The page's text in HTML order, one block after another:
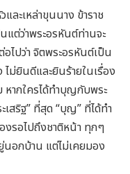
และเหล่าขุนนาง ข้าราช
แต่ว่าพระอรหันต์ท่านจะ
อไปว่า จิตพระอรหันต์เป็น
ไม่ยินดีและยินร้ายในเรื่อง
ากใครได้ทำบุญกับพระ
เสริฐ” ที่สุด “บุญ” ที่ได้ทำ
รอไปถึงชาติหน้า ทุกๆ
นอกบ้าน แต่ไม่เคยมอง